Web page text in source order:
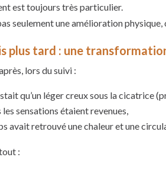
est toujours très particulier.
seulement une amélioration physique,
plus tard : une
lors du suivi :
qu’un léger creux sous la cicatrice
les sensations étaient revenues,
avait retrouvé une chaleur et une
: